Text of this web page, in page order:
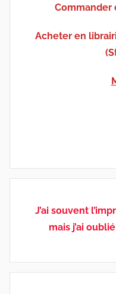
Commander
Acheter en
J’ai souvent
mais j’ai